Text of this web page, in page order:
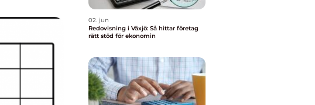
02. jun
Redovisning i Växjö: Så hittar företag
rätt stöd för ekonomin